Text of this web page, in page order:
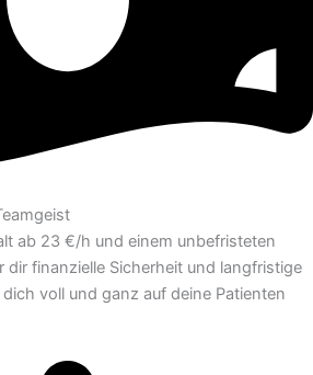
ab 23 €/h und einem unbefristeten
dir finanzielle Sicherheit und langfristige
voll und ganz auf deine Patienten